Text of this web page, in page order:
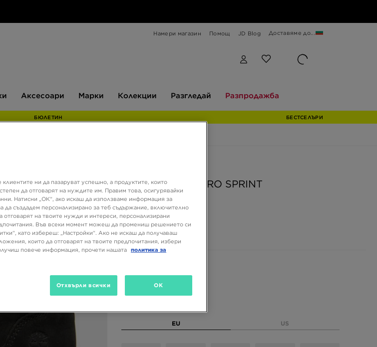
Намери магазин Помощ JD Blog Доставяме до...
Аксесоари Марки Колекции Разгледай Разпродажба
БЮЛЕТИН БЕСТСЕЛЪРИ
TIMBERLAND EURO SPRINT
76,69 €
149,99 ЛВ.
EU US
ни да пазаруват успешно, а продуктите, които
да отговарят на нуждите им. Правим това, осигурявайки
Натисни „ОК“, ако искаш да използваме информация за
да създадем персонализирано за теб съдържание, включително
отговарят на твоите нужди и интереси, персонализирани
Във всеки момент можеш да промениш решението си
като избереш: „Настройки“. Ако не искаш да получаваш
които да отговарят на твоите предпочитания, избери
повече информация, прочети нашата политика за
Отхвърли всички OK